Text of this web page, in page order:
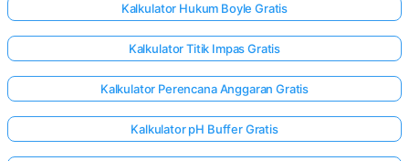
Kalkulator Hukum Boyle Gratis
Kalkulator Titik Impas Gratis
Kalkulator Perencana Anggaran Gratis
Kalkulator pH Buffer Gratis